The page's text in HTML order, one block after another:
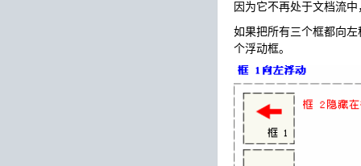
因为它不再处于文档流
如果把所有三个框都向
个浮动框。